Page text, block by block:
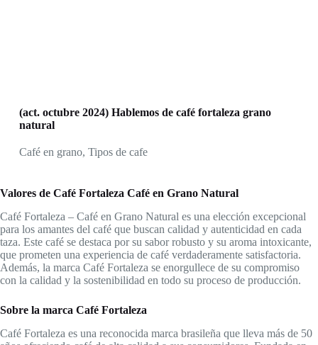
(act. octubre 2024) Hablemos de café fortaleza grano
natural
Café en grano, Tipos de cafe
Valores de Café Fortaleza Café en Grano Natural
Café Fortaleza – Café en Grano Natural es una elección excepcional
para los amantes del café que buscan calidad y autenticidad en cada
taza. Este café se destaca por su sabor robusto y su aroma intoxicante,
que prometen una experiencia de café verdaderamente satisfactoria.
Además, la marca Café Fortaleza se enorgullece de su compromiso
con la calidad y la sostenibilidad en todo su proceso de producción.
Sobre la marca Café Fortaleza
Café Fortaleza es una reconocida marca brasileña que lleva más de 50